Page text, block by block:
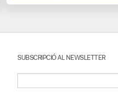
SUBSCRIPCIÓ AL NEWSLETTER